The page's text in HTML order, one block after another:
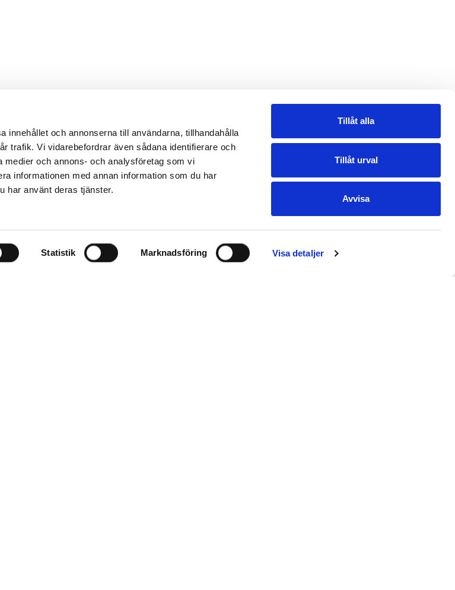
innehållet och annonserna till användarna, tillhandahålla
trafik. Vi vidarebefordrar även sådana identifierare och
medier och annons- och analysföretag som vi
informationen med annan information som du har
har använt deras tjänster.
Statistik Marknadsföring Visa detaljer
Tillåt alla
Tillåt urval
Avvisa